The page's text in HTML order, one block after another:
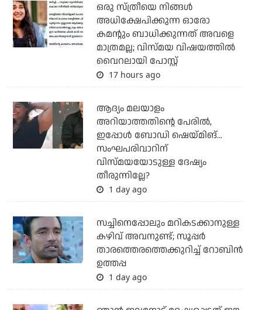
ഒരു സ്ത്രീയെ നിങ്ങള്‍
അധിക്ഷേപിക്കുന്ന ഓരോ
കമന്റും ബാധിക്കുന്നത് അവളെ
മാത്രമല്ല; വിസ്മയ വിഷയത്തില്‍
വൈറലായി പോസ്റ്റ്
17 hours ago
ആദ്യം മലയാളം
അറിയാത്തതിന്റെ പേരില്‍,
ഇപ്പോള്‍ ബോഡി ഷെയ്മിങ്...
സംഘപരിവാറിന്
വിസ്മയയോടുള്ള ദേഷ്യം
തീരുന്നില്ലേ?
1 day ago
സച്ചിനെപ്പോലും മറികടക്കാനുള്ള
കഴിവ് അവനുണ്ട്; സൂപ്പര്‍
താരത്തെരത്തെക്കുറിച്ച് റോബിന്‍
ഉത്തപ്പ
1 day ago